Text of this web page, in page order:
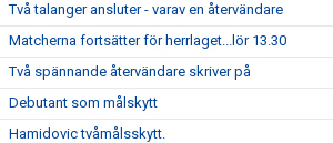
Två talanger ansluter - varav en återvändare
Matcherna fortsätter för herrlaget...lör 13.30
Två spännande återvändare skriver på
Debutant som målskytt
Hamidovic tvåmålsskytt.